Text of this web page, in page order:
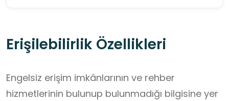
Erişilebilirlik Özellikleri
Engelsiz erişim imkânlarının ve rehber
hizmetlerinin bulunup bulunmadığı bilgisine yer